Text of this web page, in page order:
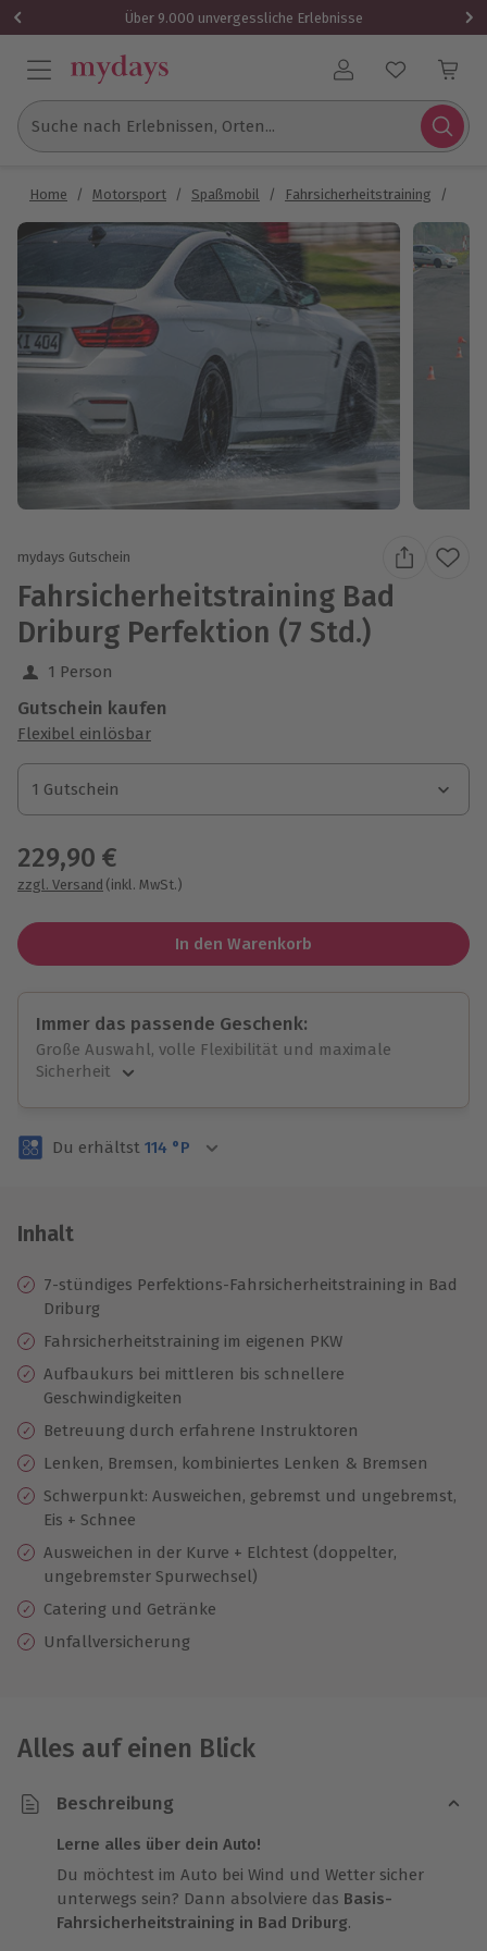
Über 9.000 unvergessliche Erlebnisse
Benutzerkonto
Suche nach Erlebnissen, Orten...
Home / Motorsport / Spaßmobil / Fahrsicherheitstraining /
mydays Gutschein
Fahrsicherheitstraining Bad
Driburg Perfektion (7 Std.)
1 Person
Gutschein kaufen
Flexibel einlösbar
1 Gutschein
1 Gutschein
1 Gutschein
229,90 €
zzgl. Versand (inkl. MwSt.)
In den Warenkorb
Immer das passende Geschenk:
Große Auswahl, volle Flexibilität und maximale
Sicherheit
Volle Flexibilität
3 Jahre gültig & verlängerbar.
Du erhältst 114 °P
Inhalt
7-stündiges Perfektions-Fahrsicherheitstraining in Bad
Driburg
Fahrsicherheitstraining im eigenen PKW
Aufbaukurs bei mittleren bis schnellere
Geschwindigkeiten
Betreuung durch erfahrene Instruktoren
Lenken, Bremsen, kombiniertes Lenken & Bremsen
Schwerpunkt: Ausweichen, gebremst und ungebremst,
Eis + Schnee
Ausweichen in der Kurve + Elchtest (doppelter,
ungebremster Spurwechsel)
Catering und Getränke
Unfallversicherung
Alles auf einen Blick
Beschreibung
Lerne alles über dein Auto!
Du möchtest im Auto bei Wind und Wetter sicher
unterwegs sein? Dann absolviere das Basis-
Fahrsicherheitstraining in Bad Driburg.